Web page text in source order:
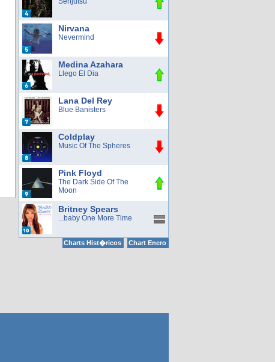
Nirvana
Nevermind
Medina Azahara
Llego El Dia
Lana Del Rey
Blue Banisters
Coldplay
Music Of The Spheres
Pink Floyd
The Dark Side Of The
Moon
Britney Spears
...baby One More Time
Charts Hist�ricos Chart Enero